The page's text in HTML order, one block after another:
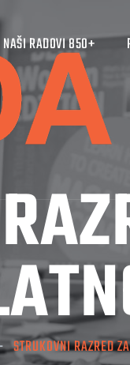
NAŠI RADOVI 850+
STRUKOVNI RAZRED